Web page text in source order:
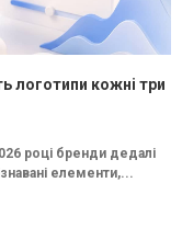
логотипи кожні три
році бренди дедалі
елементи,...